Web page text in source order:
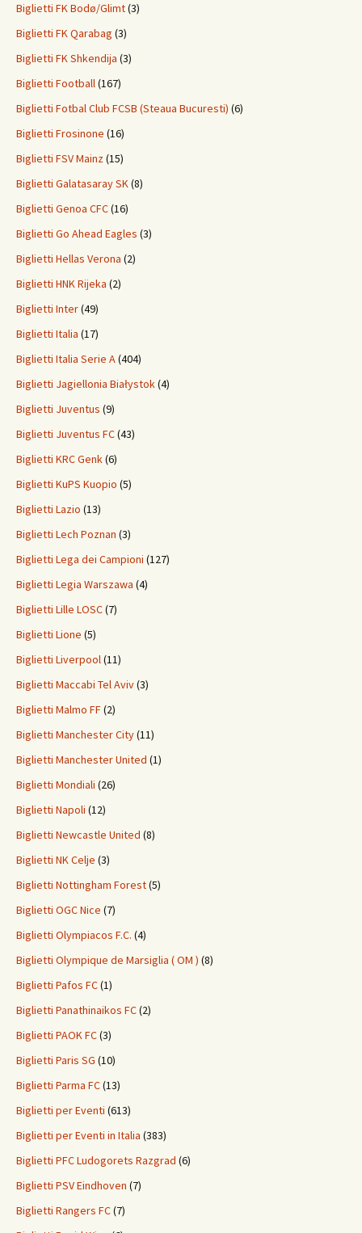
Biglietti FK Bodø/Glimt(3)
Biglietti FK Qarabag (3)
Biglietti FK Shkendija (3)
Biglietti Football(167)
Biglietti Fotbal Club FCSB (Steaua Bucuresti) (6)
Biglietti Frosinone (16)
Biglietti FSV Mainz(15)
Biglietti Galatasaray SK(8)
Biglietti Genoa CFC(16)
Biglietti Go Ahead Eagles (3)
Biglietti Hellas Verona (2)
Biglietti HNK Rijeka (2)
Biglietti Inter(49)
Biglietti Italia (17)
Biglietti Italia Serie A(404)
Biglietti Jagiellonia Białystok(4)
Biglietti Juventus (9)
Biglietti Juventus FC(43)
Biglietti KRC Genk(6)
Biglietti KuPS Kuopio (5)
Biglietti Lazio (13)
Biglietti Lech Poznan (3)
Biglietti Lega dei Campioni (127)
Biglietti Legia Warszawa (4)
Biglietti Lille LOSC(7)
Biglietti Lione (5)
Biglietti Liverpool(11)
Biglietti Maccabi Tel Aviv(3)
Biglietti Malmo FF(2)
Biglietti Manchester City(11)
Biglietti Manchester United (1)
Biglietti Mondiali (26)
Biglietti Napoli (12)
Biglietti Newcastle United (8)
Biglietti NK Celje (3)
Biglietti Nottingham Forest(5)
Biglietti OGC Nice (7)
Biglietti Olympiacos F.C. (4)
Biglietti Olympique de Marsiglia ( OM ) (8)
Biglietti Pafos FC(1)
Biglietti Panathinaikos FC(2)
Biglietti PAOK FC(3)
Biglietti Paris SG (10)
Biglietti Parma FC(13)
Biglietti per Eventi (613)
Biglietti per Eventi in Italia (383)
Biglietti PFC Ludogorets Razgrad (6)
Biglietti PSV Eindhoven (7)
Biglietti Rangers FC(7)